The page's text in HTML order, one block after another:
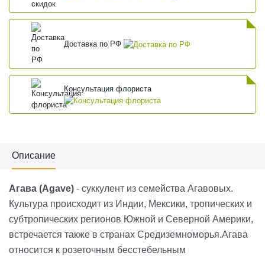
Доставка по РФ
Консультация флориста
Описание
Агава (Agave) - суккулент из семейства Агавовых.
Культура происходит из Индии, Мексики, тропических и
субтропических регионов Южной и Северной Америки,
встречается также в странах Средиземноморья.Агава
относится к розеточным бесстебельным